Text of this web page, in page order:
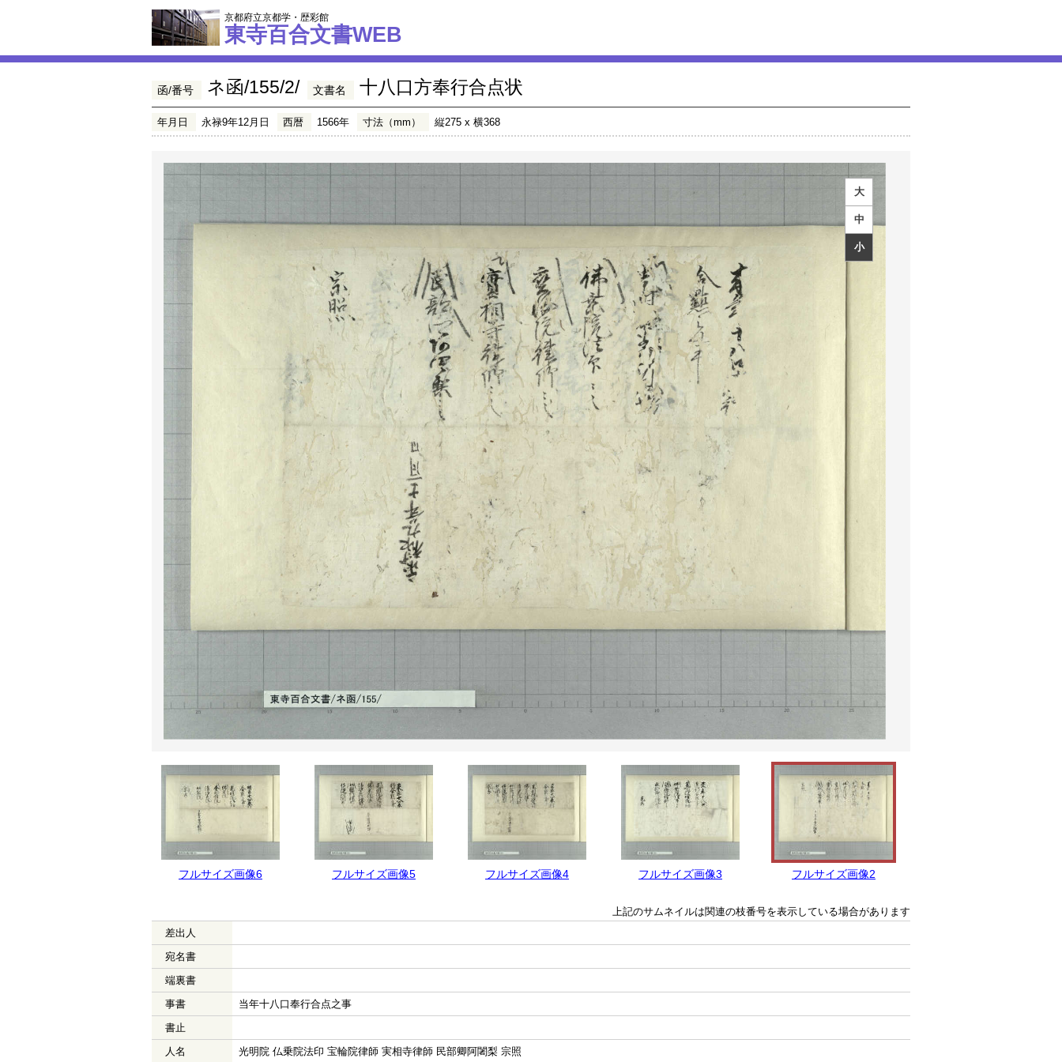
京都府立京都学・歴彩館
東寺百合文書WEB
函/番号 ネ函/155/2/ 文書名 十八口方奉行合点状
年月日 永禄9年12月日 西暦 1566年 寸法（mm） 縦275 x 横368
大
中
小
フルサイズ画像6 フルサイズ画像5 フルサイズ画像4 フルサイズ画像3 フルサイズ画像2
上記のサムネイルは関連の枝番号を表示している場合があります
差出人
宛名書
端裏書
事書
当年十八口奉行合点之事
書止
人名
光明院 仏乗院法印 宝輪院律師 実相寺律師 民部卿阿闍梨 宗照